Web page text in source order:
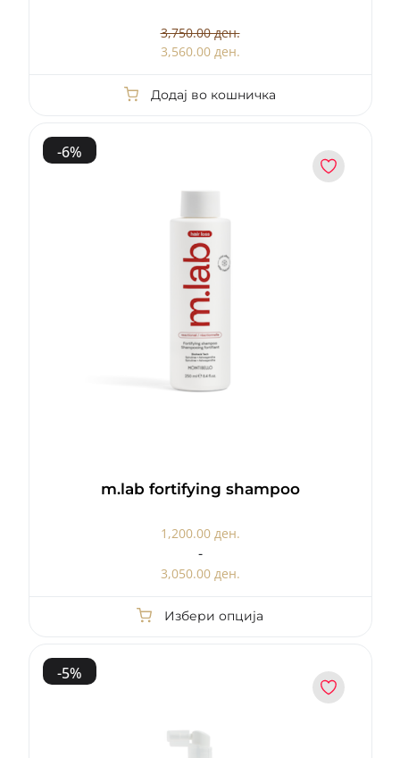
3,750.00 ден.
3,560.00 ден.
Додај во кошничка
-6%
m.lab fortifying shampoo
1,200.00 ден.
-
3,050.00 ден.
Избери опција
-5%